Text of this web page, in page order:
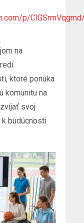
p/
na
ktoré ponúka
komunitu na
svoj
budúcnosti